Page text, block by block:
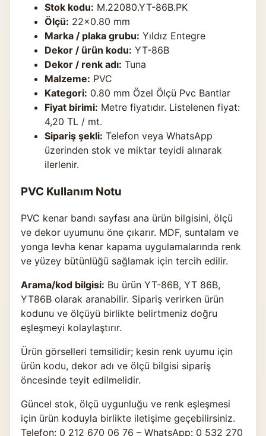
Stok kodu: M.22080.YT-86B.PK
Ölçü: 22×0.80 mm
Marka / plaka grubu: Yıldız Entegre
Dekor / ürün kodu: YT-86B
Dekor / renk adı: Tuna
Malzeme: PVC
Kategori: 0.80 mm Özel Ölçü Pvc Bantlar
Fiyat birimi: Metre fiyatıdır. Listelenen fiyat:
4,20 TL / mt.
Sipariş şekli: Telefon veya WhatsApp
üzerinden stok ve miktar teyidi alınarak
ilerlenir.
PVC Kullanım Notu
PVC kenar bandı sayfası ana ürün bilgisini, ölçü
ve dekor uyumunu öne çıkarır. MDF, suntalam ve
yonga levha kenar kapama uygulamalarında renk
ve yüzey bütünlüğü sağlamak için tercih edilir.
Arama/kod bilgisi: Bu ürün YT-86B, YT 86B,
YT86B olarak aranabilir. Sipariş verirken ürün
kodunu ve ölçüyü birlikte belirtmeniz doğru
eşleşmeyi kolaylaştırır.
Ürün görselleri temsilidir; kesin renk uyumu için
ürün kodu, dekor adı ve ölçü bilgisi sipariş
öncesinde teyit edilmelidir.
Güncel stok, ölçü uygunluğu ve renk eşleşmesi
için ürün koduyla birlikte iletişime geçebilirsiniz.
Telefon: 0 212 670 06 76 – WhatsApp: 0 532 270